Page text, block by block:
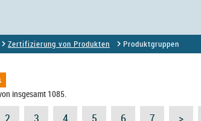
Zertifizierung von Produkten Produktgruppen
insgesamt 1085.
2 3 4 5 6 7 >